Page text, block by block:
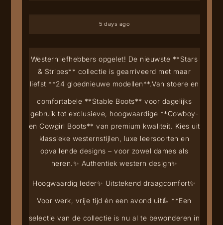
5 days ago
Westernliefhebbers opgelet! De nieuwste **Stars
& Stripes** collectie is gearriveerd met maar
liefst **24 gloednieuwe modellen**.Van stoere en
comfortabele **Stable Boots** voor dagelijks
gebruik tot exclusieve, hoogwaardige **Cowboy-
en Cowgirl Boots** van premium kwaliteit. Kies uit
klassieke westernstijlen, luxe leersoorten en
opvallende designs – voor zowel dames als
heren.✨ Authentiek western design✨
Hoogwaardig leder✨ Uitstekend draagcomfort✨
Voor werk, vrije tijd én een avond uit👢 **Een
selectie van de collectie is nu al te bewonderen in